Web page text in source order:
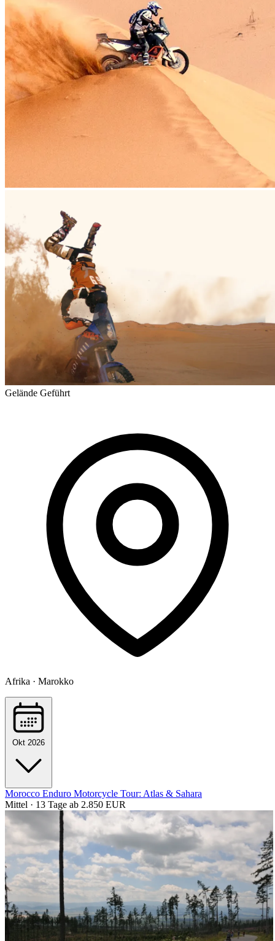
Gelände Geführt
Afrika · Marokko
Okt 2026
Morocco Enduro Motorcycle Tour: Atlas & Sahara
Mittel · 13 Tage ab 2.850 EUR